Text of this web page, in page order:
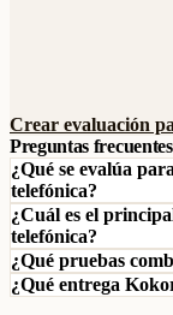
Crear evaluación
Preguntas frecuentes
¿Qué se evalúa
telefónica?
¿Cuál es el
telefónica?
¿Qué pruebas
¿Qué entrega